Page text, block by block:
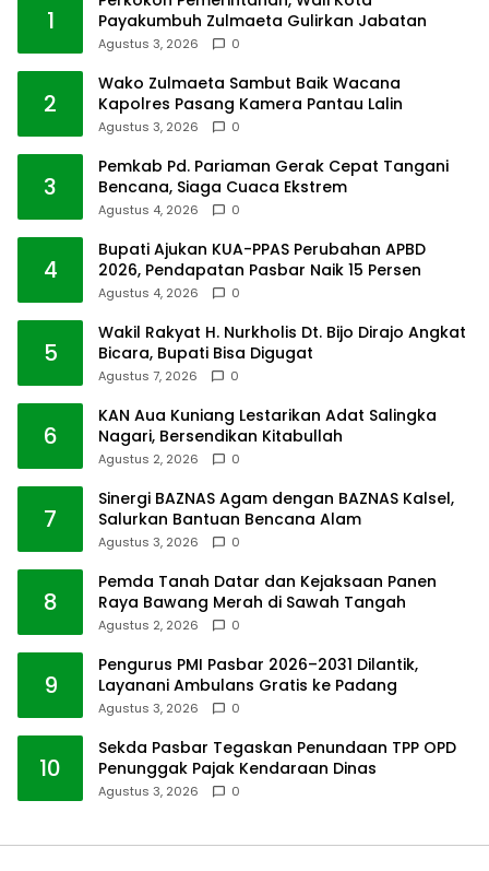
1
Payakumbuh Zulmaeta Gulirkan Jabatan
Agustus 3, 2026 0
2
Wako Zulmaeta Sambut Baik Wacana
Kapolres Pasang Kamera Pantau Lalin
Agustus 3, 2026 0
3
Pemkab Pd. Pariaman Gerak Cepat Tangani
Bencana, Siaga Cuaca Ekstrem
Agustus 4, 2026 0
4
Bupati Ajukan KUA-PPAS Perubahan APBD
2026, Pendapatan Pasbar Naik 15 Persen
Agustus 4, 2026 0
5
Wakil Rakyat H. Nurkholis Dt. Bijo Dirajo Angkat
Bicara, Bupati Bisa Digugat
Agustus 7, 2026 0
6
KAN Aua Kuniang Lestarikan Adat Salingka
Nagari, Bersendikan Kitabullah
Agustus 2, 2026 0
7
Sinergi BAZNAS Agam dengan BAZNAS Kalsel,
Salurkan Bantuan Bencana Alam
Agustus 3, 2026 0
8
Pemda Tanah Datar dan Kejaksaan Panen
Raya Bawang Merah di Sawah Tangah
Agustus 2, 2026 0
9
Pengurus PMI Pasbar 2026–2031 Dilantik,
Layanani Ambulans Gratis ke Padang
Agustus 3, 2026 0
10
Sekda Pasbar Tegaskan Penundaan TPP OPD
Penunggak Pajak Kendaraan Dinas
Agustus 3, 2026 0